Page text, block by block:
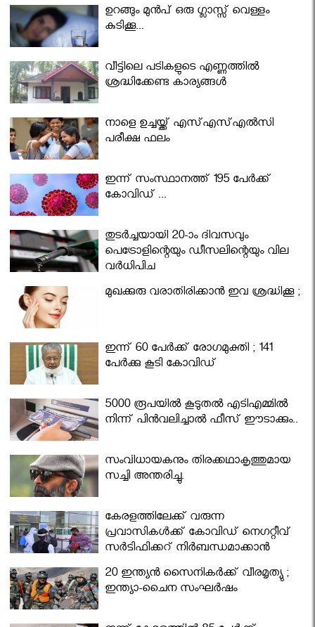
ഉറങ്ങും മുന്‍പ് ഒരു ഗ്ലാസ്സ് വെള്ളം
കുടിക്കൂ...
വീട്ടിലെ പടികളുടെ എണ്ണത്തിൽ
ശ്രദ്ധിക്കേണ്ട കാര്യങ്ങൾ
നാളെ ഉച്ചയ്ക്ക് എസ്എസ്എല്‍സി
പരീക്ഷ ഫലം
ഇന്ന് സംസ്ഥാനത്ത് 195 പേര്‍ക്ക്
കോവിഡ് ...
തുടർച്ചയായി 20-ാം ദിവസവും
പെട്രോളിന്റെയും ഡീസലിന്റെയും വില
വര്‍ധിപ്പിച്ചു
മുഖക്കുരു വരാതിരിക്കാന്‍ ഇവ ശ്രദ്ധിക്കൂ ;
ഇന്ന് 60 പേർക്ക് രോഗമുക്തി ; 141
പേര്‍ക്കു കൂടി കോവിഡ്
5000 രൂപയിൽ കൂടുതൽ എടിഎമ്മിൽ
നിന്ന് പിൻവലിച്ചാൽ ഫീസ് ഈടാക്കും..
സംവിധായകനും തിരക്കഥാകൃത്തുമായ
സച്ചി അന്തരിച്ചു.
കേരളത്തിലേക്ക് വരുന്ന
പ്രവാസികള്‍ക്ക് കോവിഡ് നെഗറ്റീവ്
സര്‍ട്ടിഫിക്കറ്റ് നിർബന്ധമാക്കാൻ
മന്ത്രിസഭ
20 ഇന്ത്യൻ സൈനികർക്ക് വീരമൃത്യു ;
ഇന്ത്യാ-ചൈന സംഘർഷം